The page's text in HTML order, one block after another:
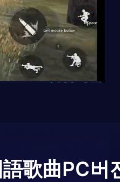
歌曲PC버